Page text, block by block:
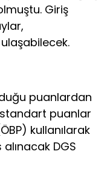
Giriş
puanlardan
puanlar
kullanılarak
DGS